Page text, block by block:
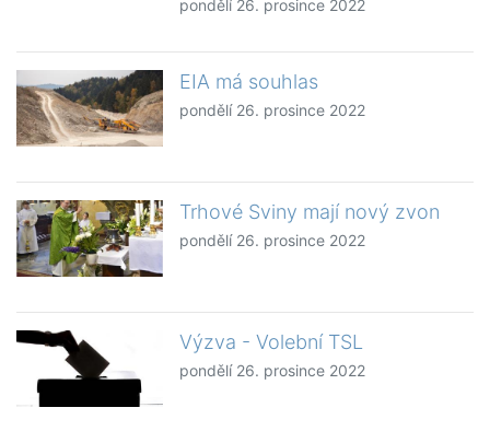
pondělí 26. prosince 2022
EIA má souhlas
pondělí 26. prosince 2022
Trhové Sviny mají nový zvon
pondělí 26. prosince 2022
Výzva - Volební TSL
pondělí 26. prosince 2022